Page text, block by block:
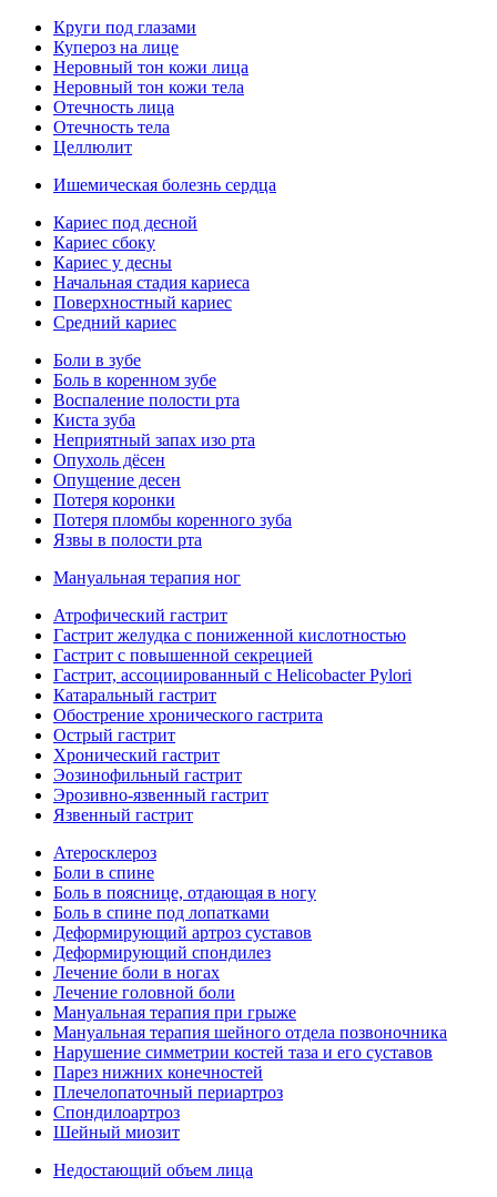
Круги под глазами
Купероз на лице
Неровный тон кожи лица
Неровный тон кожи тела
Отечность лица
Отечность тела
Целлюлит
Ишемическая болезнь сердца
Кариес под десной
Кариес сбоку
Кариес у десны
Начальная стадия кариеса
Поверхностный кариес
Средний кариес
Боли в зубе
Боль в коренном зубе
Воспаление полости рта
Киста зуба
Неприятный запах изо рта
Опухоль дёсен
Опущение десен
Потеря коронки
Потеря пломбы коренного зуба
Язвы в полости рта
Мануальная терапия ног
Атрофический гастрит
Гастрит желудка с пониженной кислотностью
Гастрит с повышенной секрецией
Гастрит, ассоциированный с Helicobacter Pylori
Катаральный гастрит
Обострение хронического гастрита
Острый гастрит
Хронический гастрит
Эозинофильный гастрит
Эрозивно-язвенный гастрит
Язвенный гастрит
Атеросклероз
Боли в спине
Боль в пояснице, отдающая в ногу
Боль в спине под лопатками
Деформирующий артроз суставов
Деформирующий спондилез
Лечение боли в ногах
Лечение головной боли
Мануальная терапия при грыже
Мануальная терапия шейного отдела позвоночника
Нарушение симметрии костей таза и его суставов
Парез нижних конечностей
Плечелопаточный периартроз
Спондилоартроз
Шейный миозит
Недостающий объем лица